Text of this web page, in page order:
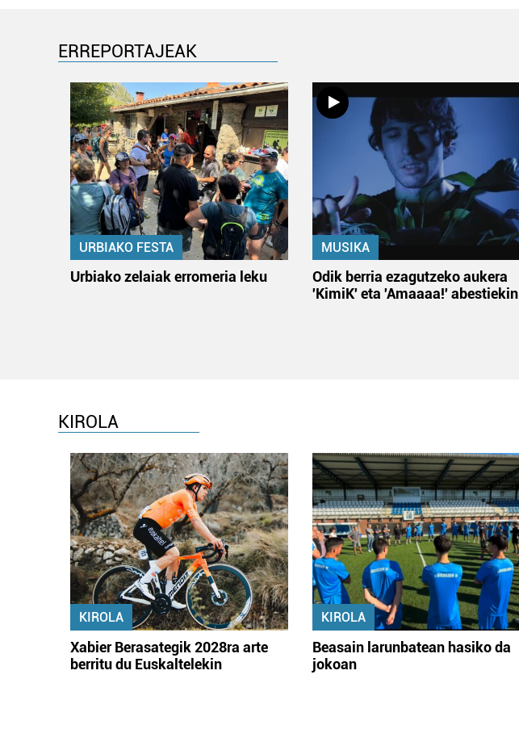
ERREPORTAJEAK
URBIAKO FESTA
Urbiako zelaiak erromeria leku
MUSIKA
Odik berria ezagutzeko aukera
'KimiK' eta 'Amaaaa!' abestiekin
KIROLA
KIROLA
Xabier Berasategik 2028ra arte
berritu du Euskaltelekin
KIROLA
Beasain larunbatean hasiko da
jokoan